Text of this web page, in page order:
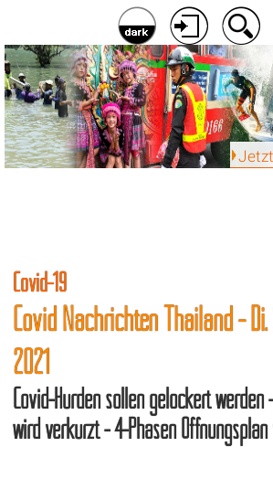
Covid-19
Covid Nachrichten Thailand -
2021
Covid-Hürden sollen gelockert werden
wird verkürzt - 4-Phasen